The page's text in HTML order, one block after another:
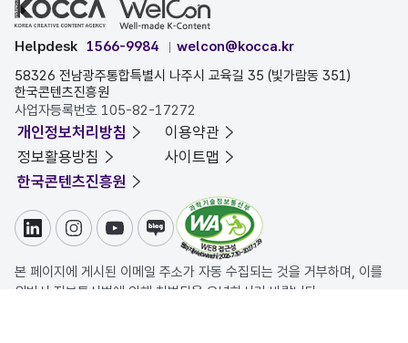
Helpdesk 1566-9984
welcon@kocca.kr
58326 전남광주통합특별시 나주시 교육길 35 (빛가람동 351)
한국콘텐츠진흥원
사업자등록번호 105-82-17272
개인정보처리방침
이용약관
정보활용방침
사이트맵
한국콘텐츠진흥원
링크드인인스타그램
유튜브블로그
본 페이지에 게시된 이메일 주소가 자동 수집되는 것을 거부하며, 이를
위반시 정보통신법에 의해 처벌됨을 유념하시기 바랍니다.